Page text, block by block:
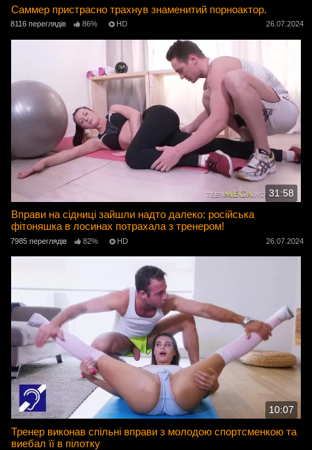
Саммер пристрасно трахнув знаменитий порноактор.
8116 переглядів 86% HD 26.07.2024
31:58
Вправи на сідниці зайшли надто далеко: російська
фітоняшка в лосинах потрахала з тренером!
7985 переглядів 82% HD 26.07.2024
10:07
Тренер виконав спільні вправи з молодою спортсменкою та
виебал її в пілотку